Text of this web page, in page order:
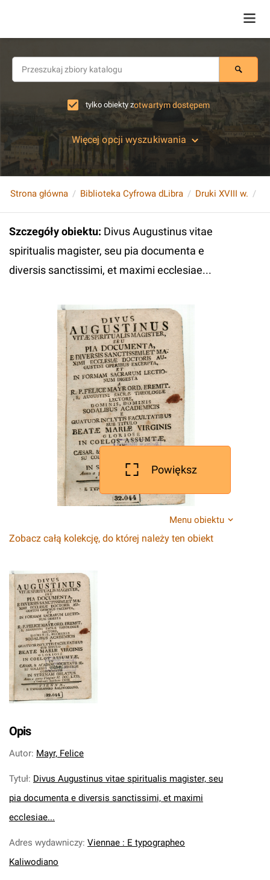
tylko obiekty zotwartym dostępem
Więcej opcji wyszukiwania
Strona główna Biblioteka Cyfrowa dLibra Druki XVIII w.
Szczegóły obiektu: Divus Augustinus vitae
spiritualis magister, seu pia documenta e
diversis sanctissimi, et maximi ecclesiae...
Powiększ
Menu obiektu
Zobacz całą kolekcję, do której należy ten obiekt
Opis
Autor: Mayr, Felice
Tytuł: Divus Augustinus vitae spiritualis magister, seu
pia documenta e diversis sanctissimi, et maximi
ecclesiae...
Adres wydawniczy: Viennae : E typographeo
Kaliwodiano